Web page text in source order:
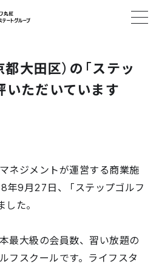
都大田区）の「ステッ
いただいています
ネジメントが運営する商業施
年9月27日、「ステップゴルフ
た。
最大級の会員数、習い放題の
フスクールです。ライフスタ